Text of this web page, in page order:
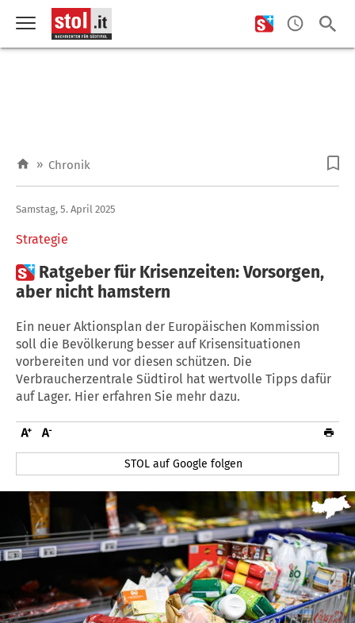
» Chronik
Strategie
Samstag, 5. April 2025
 Ratgeber für Krisenzeiten: Vorsorgen,
aber nicht hamstern
Ein neuer Aktionsplan der Europäischen Kommission
soll die Bevölkerung besser auf Krisensituationen
vorbereiten und vor diesen schützen. Die
Verbraucherzentrale Südtirol hat wertvolle Tipps dafür
auf Lager. Hier erfahren Sie mehr dazu.
STOL auf Google folgen